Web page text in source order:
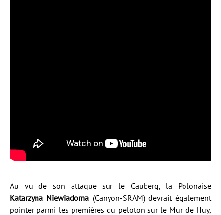
Au vu de son attaque sur le Cauberg, la Polonaise
Katarzyna Niewiadoma (Canyon-SRAM) devrait également
pointer parmi les premières du peloton sur le Mur de Huy,